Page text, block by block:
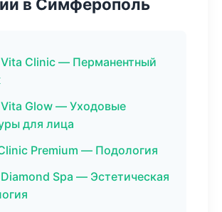
в Симферополь
Clinic — Перманентный
Glow — Уходовые
для лица
Premium — Подология
Spa — Эстетическая